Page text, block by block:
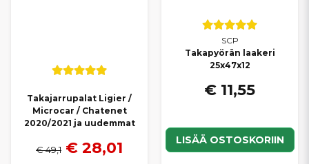
Takajarrupalat Ligier /
Microcar / Chatenet
2020/2021 ja uudemmat
€ 49,1 € 28,01
SCP
Takapyörän laakeri
25x47x12
€ 11,55
LISÄÄ OSTOSKORIIN